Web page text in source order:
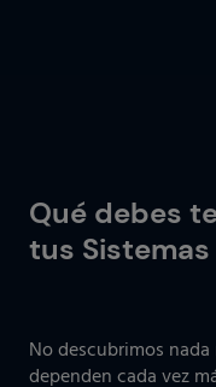
Qué debes
tus Sistemas
No descubrimos
dependen cada vez